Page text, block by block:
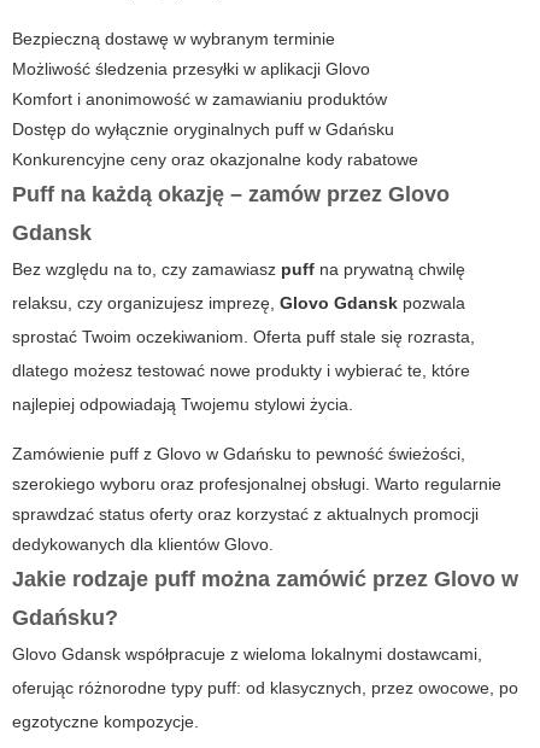
Bezpieczną dostawę w wybranym terminie
Możliwość śledzenia przesyłki w aplikacji Glovo
Komfort i anonimowość w zamawianiu produktów
Dostęp do wyłącznie oryginalnych puff w Gdańsku
Konkurencyjne ceny oraz okazjonalne kody rabatowe
Puff na każdą okazję – zamów przez Glovo
Gdansk
Bez względu na to, czy zamawiasz puff na prywatną chwilę
relaksu, czy organizujesz imprezę, Glovo Gdansk pozwala
sprostać Twoim oczekiwaniom. Oferta puff stale się rozrasta,
dlatego możesz testować nowe produkty i wybierać te, które
najlepiej odpowiadają Twojemu stylowi życia.
Zamówienie puff z Glovo w Gdańsku to pewność świeżości,
szerokiego wyboru oraz profesjonalnej obsługi. Warto regularnie
sprawdzać status oferty oraz korzystać z aktualnych promocji
dedykowanych dla klientów Glovo.
Jakie rodzaje puff można zamówić przez Glovo w
Gdańsku?
Glovo Gdansk współpracuje z wieloma lokalnymi dostawcami,
oferując różnorodne typy puff: od klasycznych, przez owocowe, po
egzotyczne kompozycje.